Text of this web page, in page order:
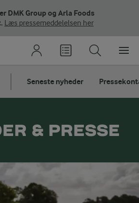
DMK Group og Arla Foods
Læs pressemeddelelsen her
Seneste nyheder
& PRESSE